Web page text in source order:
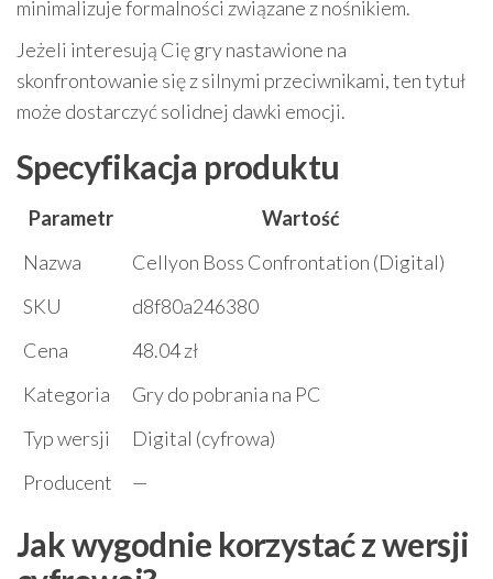
minimalizuje formalności związane z nośnikiem.
Jeżeli interesują Cię gry nastawione na
skonfrontowanie się z silnymi przeciwnikami, ten tytuł
może dostarczyć solidnej dawki emocji.
Specyfikacja produktu
Parametr
Wartość
Nazwa
Cellyon Boss Confrontation (Digital)
SKU
d8f80a246380
Cena
48.04 zł
Kategoria
Gry do pobrania na PC
Typ wersji
Digital (cyfrowa)
Producent
—
Jak wygodnie korzystać z wersji